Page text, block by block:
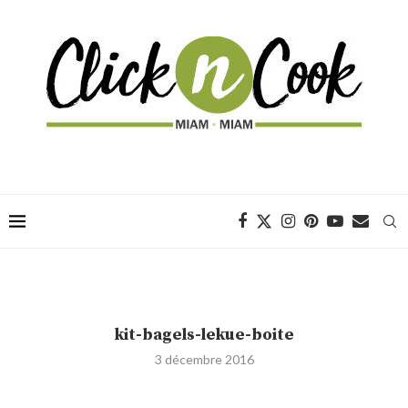
kit-bagels-lekue-boite
3 décembre 2016